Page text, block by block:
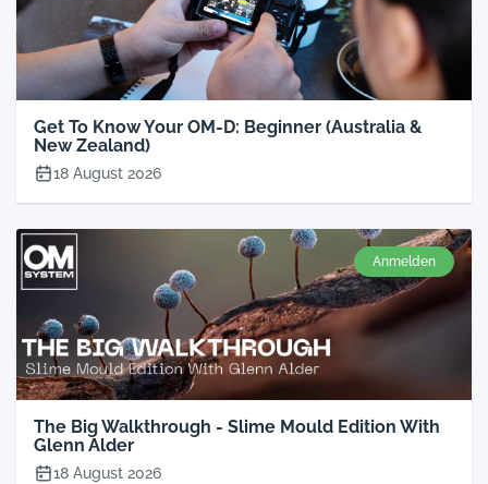
Get To Know Your OM-D: Beginner (Australia &
New Zealand)
18 August 2026
Anmelden
The Big Walkthrough - Slime Mould Edition With
Glenn Alder
18 August 2026